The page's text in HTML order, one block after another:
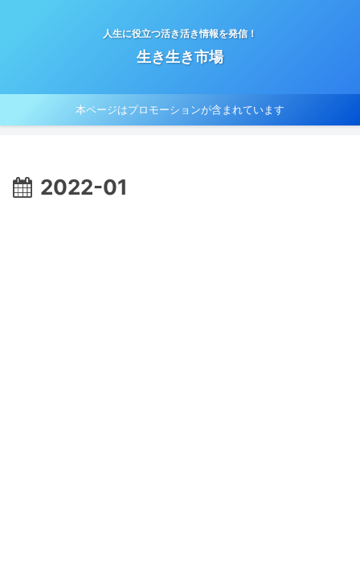
人生に役立つ活き活き情報を発信！
生き生き市場
本ページはプロモーションが含まれています
2022-01